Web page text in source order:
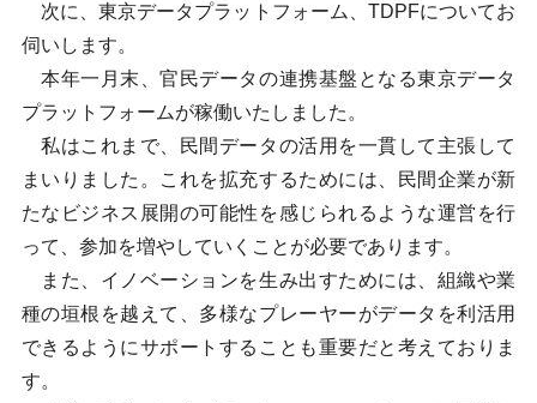
次に、東京データプラットフォーム、TDPFについてお
伺いします。
本年一月末、官民データの連携基盤となる東京データ
プラットフォームが稼働いたしました。
私はこれまで、民間データの活用を一貫して主張して
まいりました。これを拡充するためには、民間企業が新
たなビジネス展開の可能性を感じられるような運営を行
って、参加を増やしていくことが必要であります。
また、イノベーションを生み出すためには、組織や業
種の垣根を越えて、多様なプレーヤーがデータを利活用
できるようにサポートすることも重要だと考えておりま
す。